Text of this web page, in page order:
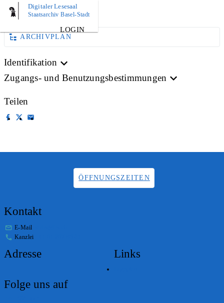
Digitaler Lesesaal
Staatsarchiv Basel-Stadt
LOGIN
AKTE
ARCHIVPLAN
Identifikation
Zugangs- und Benutzungsbestimmungen
Teilen
ÖFFNUNGSZEITEN
Kontakt
E-Mail
Kanzlei
Adresse Links
Folge uns auf